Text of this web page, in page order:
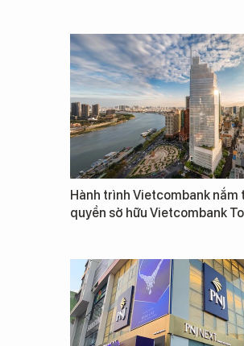
Hành trình Vietcombank nắm
quyền sở hữu Vietcombank